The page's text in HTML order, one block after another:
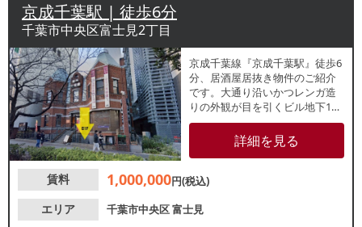
京成千葉駅 | 徒歩6分
千葉市中央区富士見2丁目
京成千葉線『京成千葉駅』徒歩6
分、居酒屋居抜き物件のご紹介
です。大通り沿いかつレンガ造
りの外観が目を引くビル地下1階
テナント！専用外階段もござい
ます。重飲食ご相談可能なた
め、業種等お気軽にお問合せく
詳細を見る
賃料 1,000,000円(税込)
エリア
千葉市中央区富士見